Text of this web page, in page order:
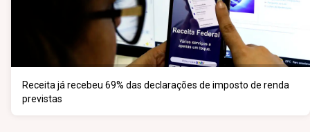
Receita já recebeu 69% das declarações de imposto de renda
previstas